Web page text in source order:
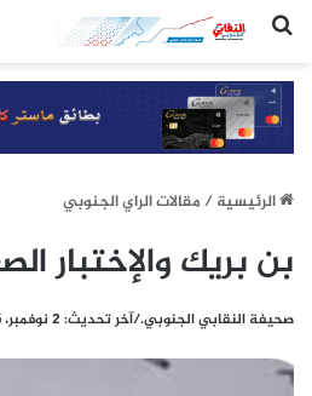
(النقابي الجنوبي:/خاص.)
الرئيسيِة/مقالات الراي الجنوبي
بن بريك والإختبار
صحيفة النقابي الجنوبي./آخر تحديث: 2 نوفمبر، 2025